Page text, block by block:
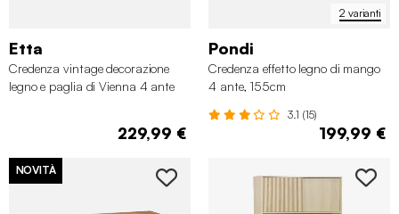
Etta
Credenza vintage decorazione
legno e paglia di Vienna 4 ante
229,99 €
2 varianti
Pondi
Credenza effetto legno di mango
4 ante, 155cm
3.1 (15)
199,99 €
NOVITÀ